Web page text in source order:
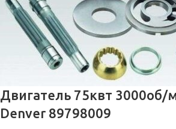
Двигатель 75квт 3000об/
Denver 89798009